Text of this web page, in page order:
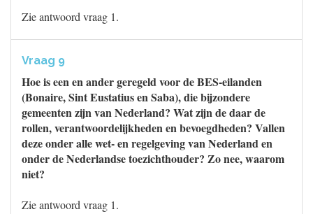
Zie antwoord vraag 1.
Vraag 9
Hoe is een en ander geregeld voor de BES-eilanden
(Bonaire, Sint Eustatius en Saba), die bijzondere
gemeenten zijn van Nederland? Wat zijn de daar de
rollen, verantwoordelijkheden en bevoegdheden? Vallen
deze onder alle wet- en regelgeving van Nederland en
onder de Nederlandse toezichthouder? Zo nee, waarom
niet?
Zie antwoord vraag 1.